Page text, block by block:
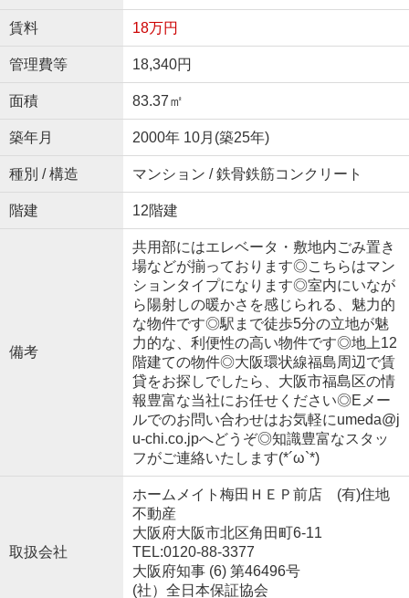
賃料 18万円
管理費等 18,340円
面積 83.37㎡
築年月 2000年 10月(築25年)
種別 / 構造 マンション / 鉄骨鉄筋コンクリート
階建 12階建
備考
共用部にはエレベータ・敷地内ごみ置き
場などが揃っております◎こちらはマン
ションタイプになります◎室内にいなが
ら陽射しの暖かさを感じられる、魅力的
な物件です◎駅まで徒歩5分の立地が魅
力的な、利便性の高い物件です◎地上12
階建ての物件◎大阪環状線福島周辺で賃
貸をお探しでしたら、大阪市福島区の情
報豊富な当社にお任せください◎Eメー
ルでのお問い合わせはお気軽にumeda@j
u-chi.co.jpへどうぞ◎知識豊富なスタッ
フがご連絡いたします(*´ω`*)
取扱会社
ホームメイト梅田ＨＥＰ前店 (有)住地
不動産
大阪府大阪市北区角田町6-11
TEL:0120-88-3377
大阪府知事 (6) 第46496号
(社）全日本保証協会